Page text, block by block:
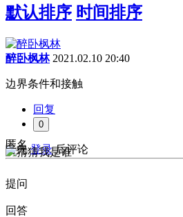
默认排序 时间排序
醉卧枫林 2021.02.10 20:40
边界条件和接触
回复
0
请先登录后评论
匿名
提问
回答